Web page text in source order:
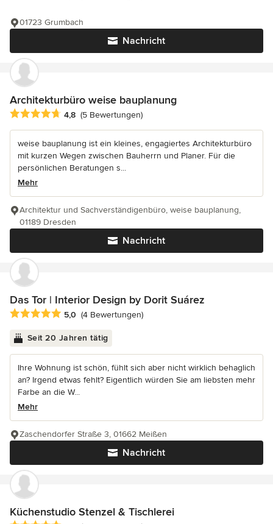
Nachricht
01723 Grumbach
Architekturbüro weise bauplanung
Durchschnittliche Bewertung: 4.8 von 5 Sternen
4,8 (5 Bewertungen)
weise bauplanung ist ein kleines, engagiertes Architekturbüro
mit kurzen Wegen zwischen Bauherrn und Planer. Für die
persönlichen Beratungen s...
Mehr
Nachricht
Architektur und Sachverständigenbüro, weise bauplanung,
01189 Dresden
Das Tor | Interior Design by Dorit Suárez
Durchschnittliche Bewertung: 5 von 5 Sternen
5,0 (4 Bewertungen)
Seit 20 Jahren tätig
Ihre Wohnung ist schön, fühlt sich aber nicht wirklich behaglich
an? Irgend etwas fehlt? Eigentlich würden Sie am liebsten mehr
Farbe an die W...
Mehr
Nachricht
Zaschendorfer Straße 3, 01662 Meißen
Küchenstudio Stenzel & Tischlerei